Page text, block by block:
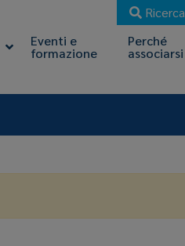
Ricerca
Eventi e
formazione
Perché
associarsi